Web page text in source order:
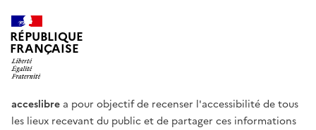
RÉPUBLIQUE
FRANÇAISE
acceslibre a pour objectif de recenser l'accessibilité de tous
les lieux recevant du public et de partager ces informations